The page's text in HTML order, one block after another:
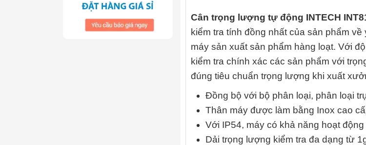
Cân trọng lượng tự động INTECH
kiểm tra tính đồng nhất của sản phẩm
máy sản xuất sản phẩm hàng loạt. Với
kiểm tra chính xác các sản phẩm với
đúng tiêu chuẩn trọng lượng khi xuất
Đồng bộ với bộ phân loại, phân loại
Thân máy được làm bằng Inox cao
Với IP54, máy có khả năng hoạt
Dải trọng lượng kiểm tra đa dạng từ